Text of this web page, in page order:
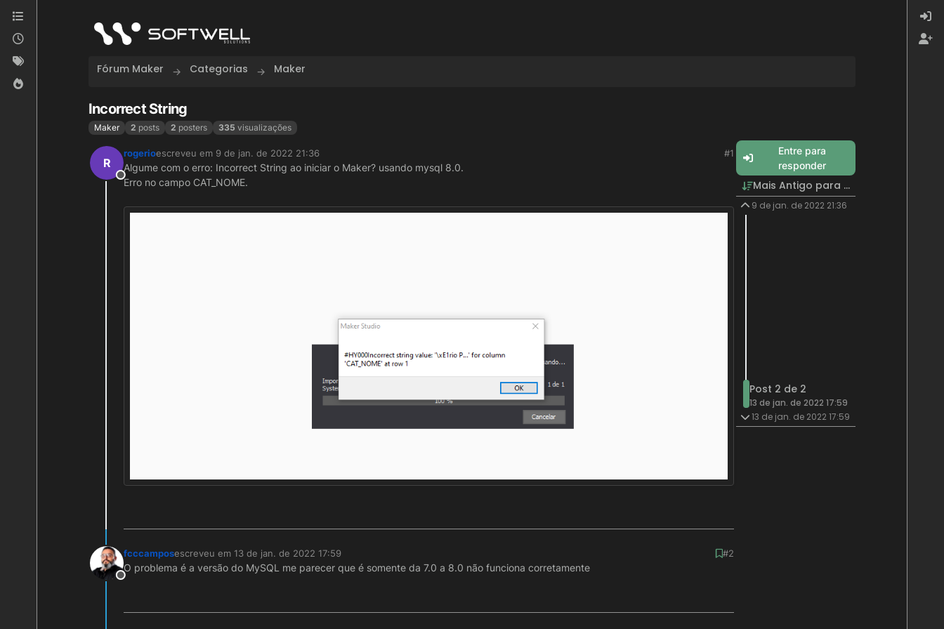
Skip to content
Fórum Maker Categorias Maker
Incorrect String
Maker 2 posts 2 posters 335 visualizações
R
Offline
rogerioescreveu em 9 de jan. de 2022 21:36
última edição por
#1
Algume com o erro: Incorrect String ao iniciar o Maker? usando mysql 8.0.
Erro no campo CAT_NOME.
Offline
fcccamposescreveu em 13 de jan. de 2022 17:59
última edição por
#2
O problema é a versão do MySQL me parecer que é somente da 7.0 a 8.0 não funciona corretamente
Entre para
responder
Mais Antigo para Mais Recente
9 de jan. de 2022 21:36
Post 2 de 2
13 de jan. de 2022 17:59
13 de jan. de 2022 17:59